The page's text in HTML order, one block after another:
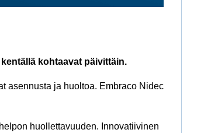
kohtaavat päivittäin.
asennusta ja huoltoa. Embraco Nidec
huollettavuuden. Innovatiivinen